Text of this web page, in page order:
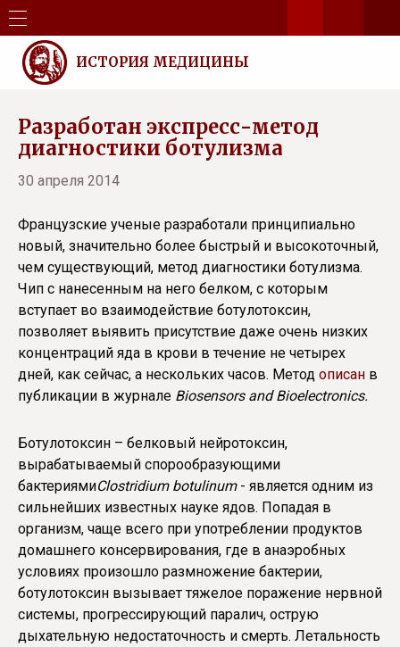
ИСТОРИЯ МЕДИЦИНЫ
Разработан экспресс-метод
диагностики ботулизма
30 апреля 2014
Французские ученые разработали принципиально
новый, значительно более быстрый и высокоточный,
чем существующий, метод диагностики ботулизма.
Чип с нанесенным на него белком, с которым
вступает во взаимодействие ботулотоксин,
позволяет выявить присутствие даже очень низких
концентраций яда в крови в течение не четырех
дней, как сейчас, а нескольких часов. Метод описан в
публикации в журнале BiosensorsandBioelectronics.
Ботулотоксин – белковый нейротоксин,
вырабатываемый спорообразующими
бактериямиClostridiumbotulinum - является одним из
сильнейших известных науке ядов. Попадая в
организм, чаще всего при употреблении продуктов
домашнего консервирования, где в анаэробных
условиях произошло размножение бактерии,
ботулотоксин вызывает тяжелое поражение нервной
системы, прогрессирующий паралич, острую
дыхательную недостаточность и смерть. Летальность